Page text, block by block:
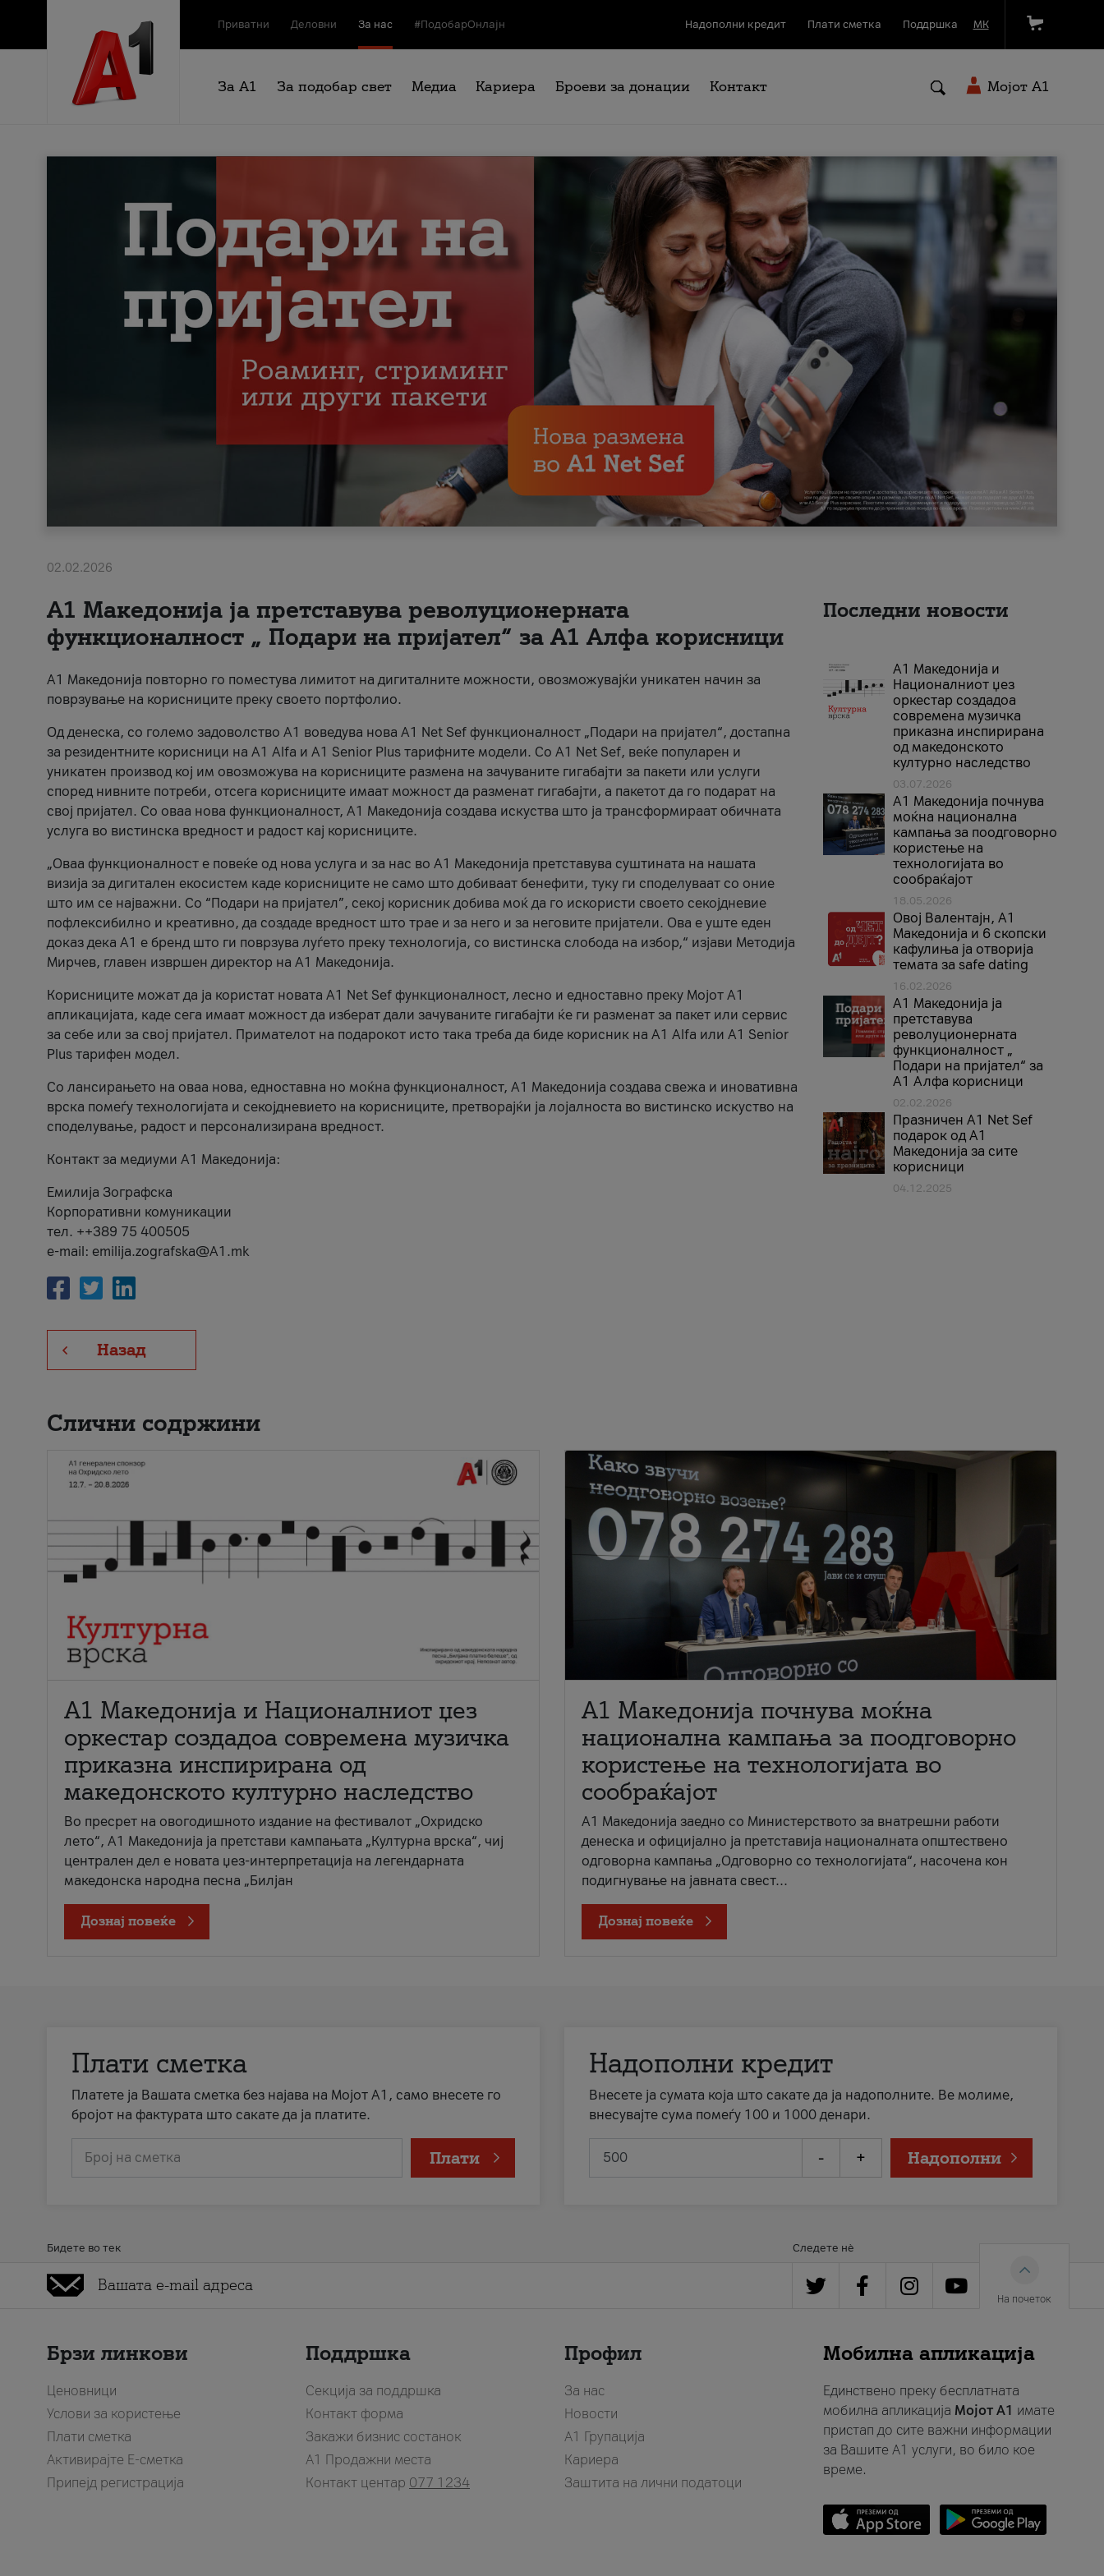
Приватни Деловни За нас #ПодобарОнлајн Надополни кредит Плати сметка Поддршка МК
За А1 За подобар свет Медиа Кариера Броеви за донации Контакт Мојот A1
02.02.2026
А1 Македонија ја претставува револуционерната
функционалност „ Подари на пријател“ за А1 Алфа корисници
А1 Македонија повторно го поместува лимитот на дигиталните можности, овозможувајќи уникатен начин за
поврзување на корисниците преку своето портфолио.
Од денеска, со големо задоволство А1 воведува нова A1 Net Sef функционалност „Подари на пријател“, достапна
за резидентните корисници на А1 Alfa и A1 Senior Plus тарифните модели. Со A1 Net Sef, веќе популарен и
уникатен производ кој им овозможува на корисниците размена на зачуваните гигабајти за пакети или услуги
според нивните потреби, отсега корисниците имаат можност да разменат гигабајти, а пакетот да го подарат на
свој пријател. Со оваа нова функционалност, А1 Македонија создава искуства што ја трансформираат обичната
услуга во вистинска вредност и радост кај корисниците.
„Оваа функционалност е повеќе од нова услуга и за нас во А1 Македонија претставува суштината на нашата
визија за дигитален екосистем каде корисниците не само што добиваат бенефити, туку ги споделуваат со оние
што им се најважни. Со “Подари на пријател”, секој корисник добива моќ да го искористи своето секојдневие
пофлексибилно и креативно, да создаде вредност што трае и за него и за неговите пријатели. Ова е уште еден
доказ дека А1 е бренд што ги поврзува луѓето преку технологија, со вистинска слобода на избор,“ изјави Методија
Мирчев, главен извршен директор на А1 Македонија.
Корисниците можат да ја користат новата А1 Net Sef функционалност, лесно и едноставно преку Мојот А1
апликацијата, каде сега имаат можност да изберат дали зачуваните гигабајти ќе ги разменат за пакет или сервис
за себе или за свој пријател. Примателот на подарокот исто така треба да биде корисник на А1 Alfa или A1 Senior
Plus тарифен модел.
Со лансирањето на оваа нова, едноставна но моќна функционалност, А1 Македонија создава свежа и иновативна
врска помеѓу технологијата и секојдневието на корисниците, претворајќи ја лојалноста во вистинско искуство на
споделување, радост и персонализирана вредност.
Контакт за медиуми А1 Македонија:
Емилија Зографска
Корпоративни комуникации
тел. ++389 75 400505
e-mail: emilija.zografska@A1.mk
Назад
Последни новости
А1 Македонија и
Националниот џез
оркестар создадоа
современа музичка
приказна инспирирана
од македонското
културно наследство
03.07.2026
A1 Македонија почнува
моќна национална
кампања за поодговорно
користење на
технологијата во
сообраќајот
18.05.2026
Овој Валентајн, A1
Македонија и 6 скопски
кафулиња ја отворија
темата за safe dating
16.02.2026
А1 Македонија ја
претставува
револуционерната
функционалност „
Подари на пријател“ за
А1 Алфа корисници
02.02.2026
Празничен A1 Net Sеf
подарок од А1
Македонија за сите
корисници
04.12.2025
Слични содржини
А1 Македонија и Националниот џез
оркестар создадоа современа музичка
приказна инспирирана од
македонското културно наследство
Во пресрет на овогодишното издание на фестивалот „Охридско
лето“, А1 Македонија ја претстави кампањата „Културна врска“, чиј
централен дел е новата џез-интерпретација на легендарната
македонска народна песна „Билјан
Дознај повеќе
A1 Македонија почнува моќна
национална кампања за поодговорно
користење на технологијата во
сообраќајот
A1 Македонија заедно со Министерството за внатрешни работи
денеска и официјално ја претставија националната општествено
одговорна кампања „Одговорно со технологијата“, насочена кон
подигнување на јавната свест...
Дознај повеќе
Плати сметка
Платете ја Вашата сметка без најава на Мојот А1, само внесете го
бројот на фактурата што сакате да ја платите.
Број на сметка Плати
Надополни кредит
Внесете ја сумата која што сакате да ја надополните. Ве молиме,
внесувајте сума помеѓу 100 и 1000 денари.
- + Надополни
Бидете во тек Следете нè
На почеток
Брзи линкови
Ценовници
Услови за користење
Плати сметка
Активирајте Е-сметка
Припејд регистрација
Поддршка
Секција за поддршка
Контакт форма
Закажи бизнис состанок
A1 Продажни места
Контакт центар 077 1234
Профил
За нас
Новости
А1 Групација
Кариера
Заштита на лични податоци
Мобилна апликација
Единствено преку бесплатната
мобилна апликација Мојот A1 имате
пристап до сите важни информации
за Вашите A1 услуги, во било кое
време.